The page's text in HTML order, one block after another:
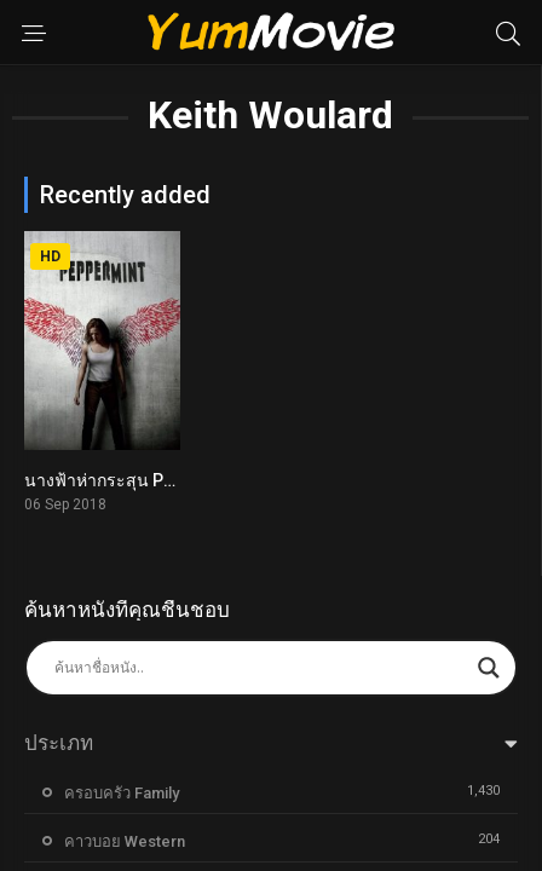
Keith Woulard
Recently added
6.5
HD
นางฟ้าห่ากระสุน Peppermint (2018)
06 Sep 2018
ค้นหาหนังที่คุณชื่นชอบ
ประเภท
ครอบครัว Family 1,430
คาวบอย Western 204